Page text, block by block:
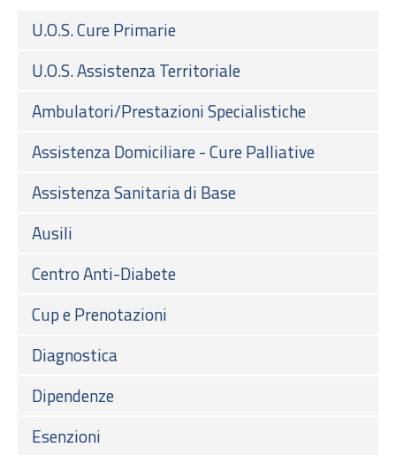
U.O.S. Cure Primarie
U.O.S. Assistenza Territoriale
Ambulatori/Prestazioni Specialistiche
Assistenza Domiciliare - Cure Palliative
Assistenza Sanitaria di Base
Ausili
Centro Anti-Diabete
Cup e Prenotazioni
Diagnostica
Dipendenze
Esenzioni